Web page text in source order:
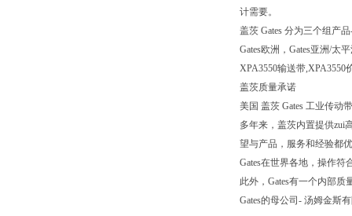
计需要。
盖茨 Gates 分为三个组产
Gates欧洲，Gates亚洲/太
XPA3550输送带
盖茨质量承诺
美国 盖茨 Gates 工业传动
多年来，盖茨内置提供zui
望与产品，服务和经验都
Gates在世界各地，操作符
此外，Gates有一个内部
Gates的母公司- 汤姆金斯